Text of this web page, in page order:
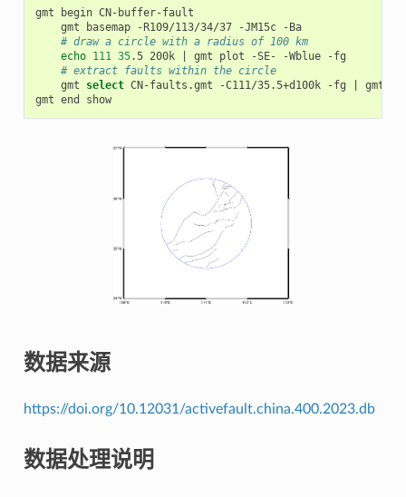
gmt begin
gmt
basemap -R109/113/34/37 -JM15c
-Ba
# draw a circle with a radius of 100 km
echo 111 35.5 200k gmt plot -SE- -Wblue
# extract faults within the circle
gmt
select CN-faults.gmt -C111/35.5+d100k -fg gmt
gmt end show
数据来源
https://doi.org/10.12031/activefault.china.400.2023.db
数据处理说明